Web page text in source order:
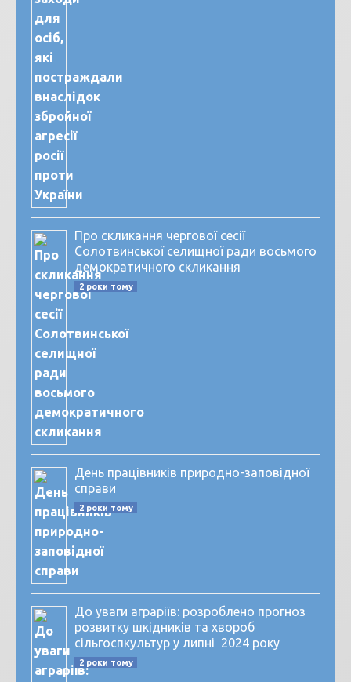
Про скликання чергової сесії
Солотвинської селищної ради восьмого
демократичного скликання
2 роки тому
День працівників природно-заповідної
справи
2 роки тому
До уваги аграріїв: розроблено прогноз
розвитку шкідників та хвороб
сільгоспкультур у липні 2024 року
2 роки тому